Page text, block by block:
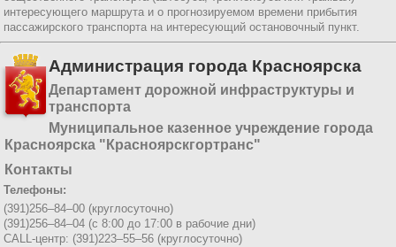
интересующего маршрута и о прогнозируемом времени прибытия
пассажирского транспорта на интересующий остановочный пункт.
Администрация города Красноярска
Департамент дорожной инфраструктуры и
транспорта
Муниципальное казенное учреждение города
Красноярска "Красноярскгортранс"
Контакты
Телефоны:
(391)256–84–00 (круглосуточно)
(391)256–84–04 (с 8:00 до 17:00 в рабочие дни)
CALL-центр: (391)223–55–56 (круглосуточно)